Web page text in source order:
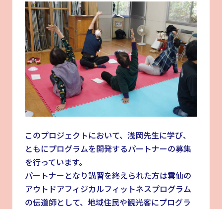
このプロジェクトにおいて、浅岡先生に学び、
ともにプログラムを開発するパートナーの募集
を行っています。
パートナーとなり講習を終えられた方は雲仙の
アウトドアフィジカルフィットネスプログラム
の伝道師として、地域住民や観光客にプログラ